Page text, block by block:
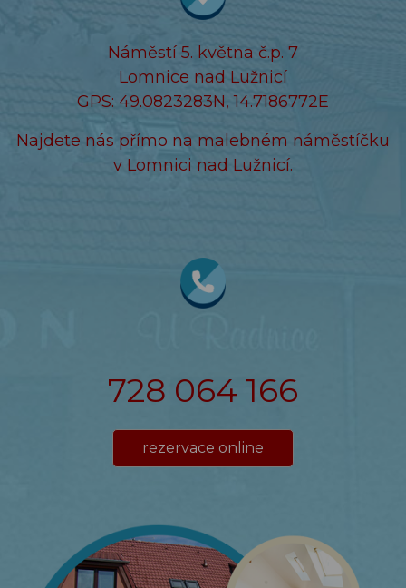
Náměstí 5. května č.p. 7
Lomnice nad Lužnicí
GPS: 49.0823283N, 14.7186772E
Najdete nás přímo na malebném náměstíčku
v Lomnici nad Lužnicí.
728 064 166
rezervace online